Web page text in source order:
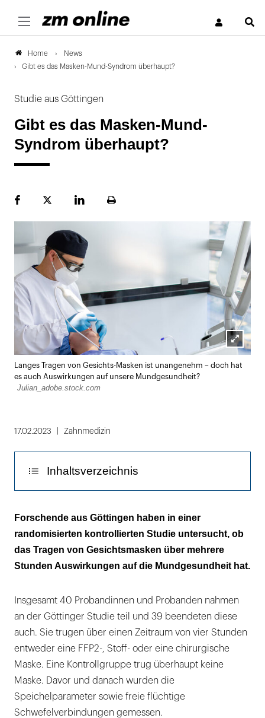
Home
News
Gibt es das Masken-Mund-Syndrom überhaupt?
Studie aus Göttingen
Gibt es das Masken-Mund-
Syndrom überhaupt?
FacebookPlattformLinekdInSeite
Lightbox
öffnen
Langes Tragen von Gesichts-Masken ist unangenehm – doch hat
es auch Auswirkungen auf unsere Mundgesundheit?
Julian_adobe.stock.com
17.02.2023 Zahnmedizin
Inhaltsverzeichnis
Der Wechsel auf die Mundatmung ist der
Knackpunkt
Forschende aus Göttingen haben in einer
randomisierten kontrollierten Studie untersucht, ob
das Tragen von Gesichtsmasken über mehrere
Stunden Auswirkungen auf die Mundgesundheit hat.
Insgesamt 40 Probandinnen und Probanden nahmen
an der Göttinger Studie teil und 39 beendeten diese
auch. Sie trugen über einen Zeitraum von vier Stunden
entweder eine FFP2-, Stoff- oder eine chirurgische
Maske. Eine Kontrollgruppe trug überhaupt keine
Maske. Davor und danach wurden die
Speichelparameter sowie freie flüchtige
Schwefelverbindungen gemessen.